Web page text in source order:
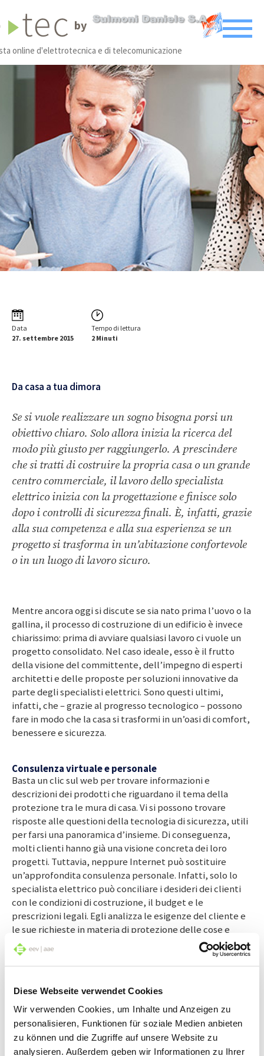
Diese Webseite verwendet Cookies
Wir verwenden Cookies, um Inhalte und Anzeigen zu
personalisieren, Funktionen für soziale Medien anbieten
zu können und die Zugriffe auf unsere Website zu
analysieren. Außerdem geben wir Informationen zu Ihrer
by
online d'elettrotecnica e di telecomunicazione
Data
27. settembre 2015
Tempo di lettura
2 Minuti
Da casa a tua dimora
Se si vuole realizzare un sogno bisogna porsi un
obiettivo chiaro. Solo allora inizia la ricerca del
modo più giusto per raggiungerlo. A prescindere
che si tratti di costruire la propria casa o un grande
centro commerciale, il lavoro dello specialista
elettrico inizia con la progettazione e finisce solo
dopo i controlli di sicurezza finali. È, infatti, grazie
alla sua competenza e alla sua esperienza se un
progetto si trasforma in un’abitazione confortevole
o in un luogo di lavoro sicuro.
Mentre ancora oggi si discute se sia nato prima l’uovo o la
gallina, il processo di costruzione di un edificio è invece
chiarissimo: prima di avviare qualsiasi lavoro ci vuole un
progetto consolidato. Nel caso ideale, esso è il frutto
della visione del committente, dell’impegno di esperti
architetti e delle proposte per soluzioni innovative da
parte degli specialisti elettrici. Sono questi ultimi,
infatti, che – grazie al progresso tecnologico – possono
fare in modo che la casa si trasformi in un’oasi di comfort,
benessere e sicurezza.
Consulenza virtuale e personale
Basta un clic sul web per trovare informazioni e
descrizioni dei prodotti che riguardano il tema della
protezione tra le mura di casa. Vi si possono trovare
risposte alle questioni della tecnologia di sicurezza, utili
per farsi una panoramica d’insieme. Di conseguenza,
molti clienti hanno già una visione concreta dei loro
progetti. Tuttavia, neppure Internet può sostituire
un’approfondita consulenza personale. Infatti, solo lo
specialista elettrico può conciliare i desideri dei clienti
con le condizioni di costruzione, il budget e le
prescrizioni legali. Egli analizza le esigenze del cliente e
le sue richieste in materia di protezione delle cose e
delle persone. Inoltre, il professionista fornisce notizie
sui nuovi prodotti, sulle soluzioni innovative e sulle
tendenze. Tutto ciò si traduce nella progettazione di un
esattamente un certo desiderio del cliente, lo specialista
elettrico può indicare alcune alternative e, in
determinate circostanze, perfino creare con poco un
significativo valore aggiunto per il proprietario.